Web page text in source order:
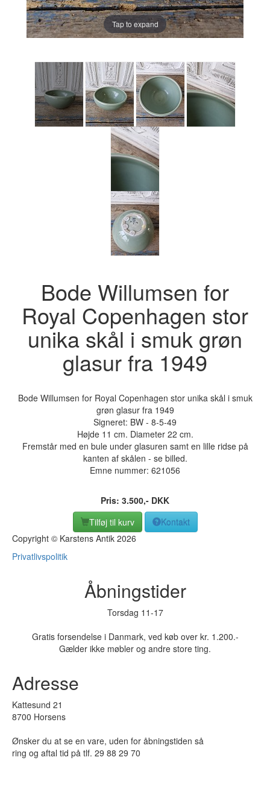
Tap to expand
Bode Willumsen for
Royal Copenhagen stor
unika skål i smuk grøn
glasur fra 1949
Bode Willumsen for Royal Copenhagen stor unika skål i smuk
grøn glasur fra 1949
Signeret: BW - 8-5-49
Højde 11 cm. Diameter 22 cm.
Fremstår med en bule under glasuren samt en lille ridse på
kanten af skålen - se billed.
Emne nummer: 621056
Pris: 3.500,- DKK
Tilføj til kurv
Kontakt
Copyright © Karstens Antik 2026
Privatlivspolitik
Åbningstider
Torsdag 11-17
Gratis forsendelse i Danmark, ved køb over kr. 1.200.-
Gælder ikke møbler og andre store ting.
Adresse
Kattesund 21
8700 Horsens
Ønsker du at se en vare, uden for åbningstiden så
ring og aftal tid på tlf. 29 88 29 70